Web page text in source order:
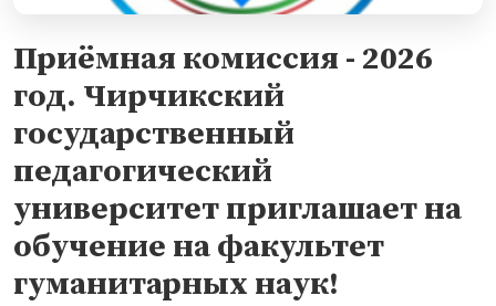
Приёмная комиссия - 2026
год. Чирчикский
государственный
педагогический
университет приглашает на
обучение на факультет
гуманитарных наук!